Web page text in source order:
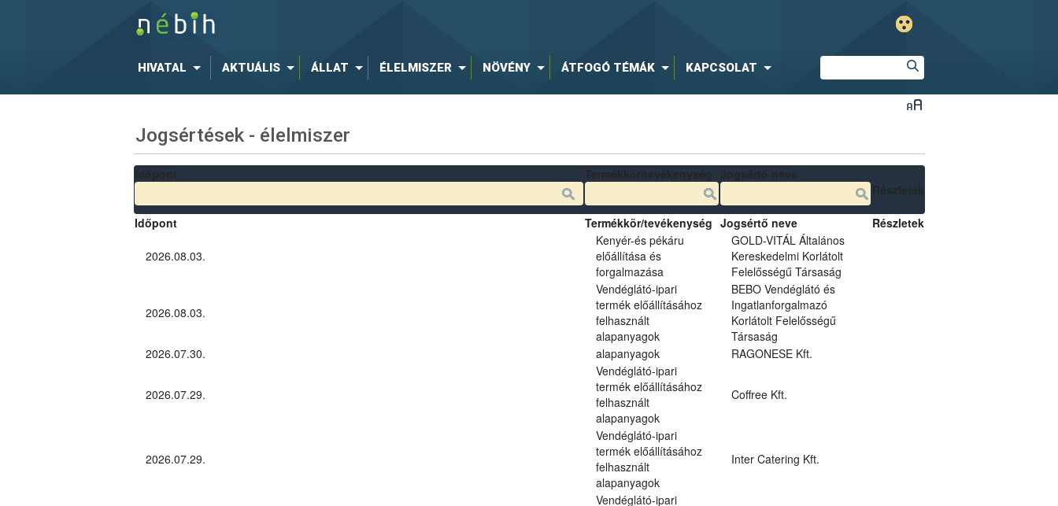
HIVATAL AKTUÁLIS ÁLLAT ÉLELMISZER NÖVÉNY ÁTFOGÓ TÉMÁK KAPCSOLAT
Jogsértések - élelmiszer
Időpont Termékkör/tevékenység Jogsértő neve Részletek
2026.08.03.
Kenyér-és pékáru
előállítása és
forgalmazása
GOLD-VITÁL Általános
Kereskedelmi Korlátolt
Felelősségű Társaság
2026.08.03.
Vendéglátó-ipari
termék előállításához
felhasznált
alapanyagok
BEBO Vendéglátó és
Ingatlanforgalmazó
Korlátolt Felelősségű
Társaság
2026.07.30.
alapanyagok RAGONESE Kft.
2026.07.29.
Vendéglátó-ipari
termék előállításához
felhasznált
alapanyagok
Coffree Kft.
2026.07.29.
Vendéglátó-ipari
termék előállításához
felhasznált
alapanyagok
Inter Catering Kft.
Vendéglátó-ipari